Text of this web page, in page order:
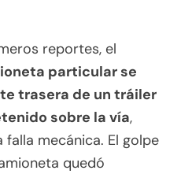
reportes, el
particular se
trasera de un tráiler
sobre la vía,
mecánica. El golpe
quedó